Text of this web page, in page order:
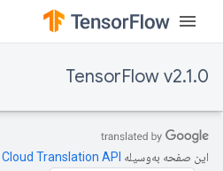
TensorFlow v2.1.0
این صفحه به‌وسیله